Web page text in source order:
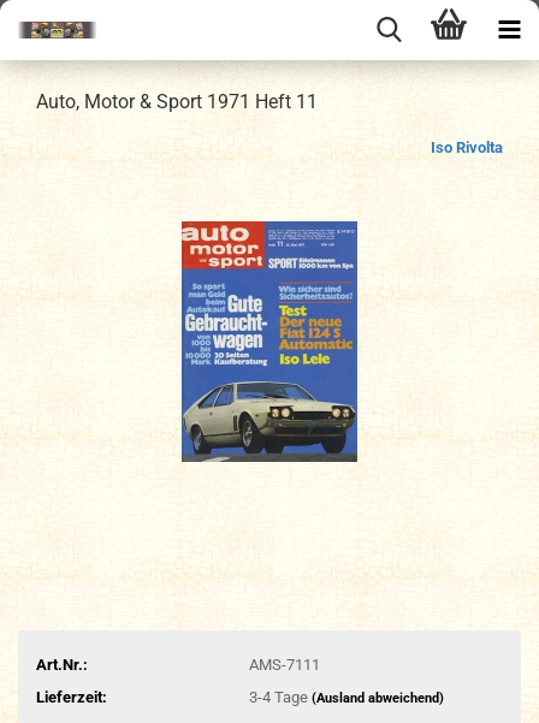
Auto, Motor & Sport 1971 Heft 11
Iso Rivolta
Art.Nr.:
AMS-7111
Lieferzeit:
3-4 Tage (Ausland abweichend)